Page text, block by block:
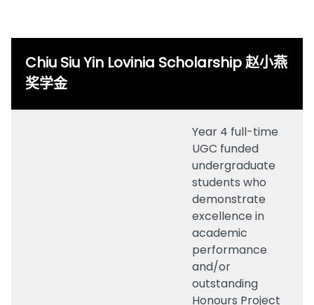
Chiu Siu Yin Lovinia Scholarship 赵小燕
奖学金
Year 4 full-time
UGC funded
undergraduate
students who
demonstrate
excellence in
academic
performance
and/or
outstanding
Honours Project